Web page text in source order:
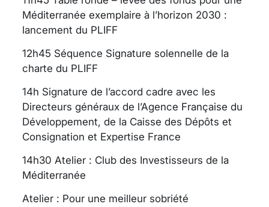
Méditerranée exemplaire à l’horizon 2030 :
lancement du PLIFF
12h45 Séquence Signature solennelle de la
charte du PLIFF
14h Signature de l’accord cadre avec les
Directeurs généraux de l’Agence Française du
Développement, de la Caisse des Dépôts et
Consignation et Expertise France
14h30 Atelier : Club des Investisseurs de la
Méditerranée
Atelier : Pour une meilleur sobriété